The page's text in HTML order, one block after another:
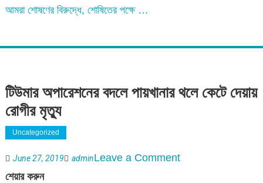
আমরা শোষণের বিরুদ্ধে, শোষিতের পক্ষে …
টিউমার অপারেশনের বদলে পায়খানার থলে কেটে দেয়ায়
রোগীর মৃত্যু
Uncategorized
June 27, 2019 adminLeave a Commenton
শেয়ার করুন